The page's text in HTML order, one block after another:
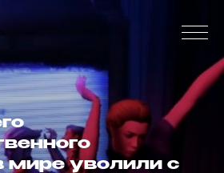
мире уволили с